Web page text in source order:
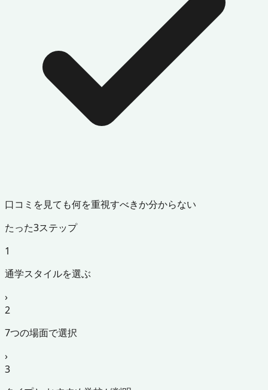
口コミを見ても何を重視すべきか分からない
たった3ステップ
1
通学スタイルを選ぶ
›
2
7つの場面で選択
›
3